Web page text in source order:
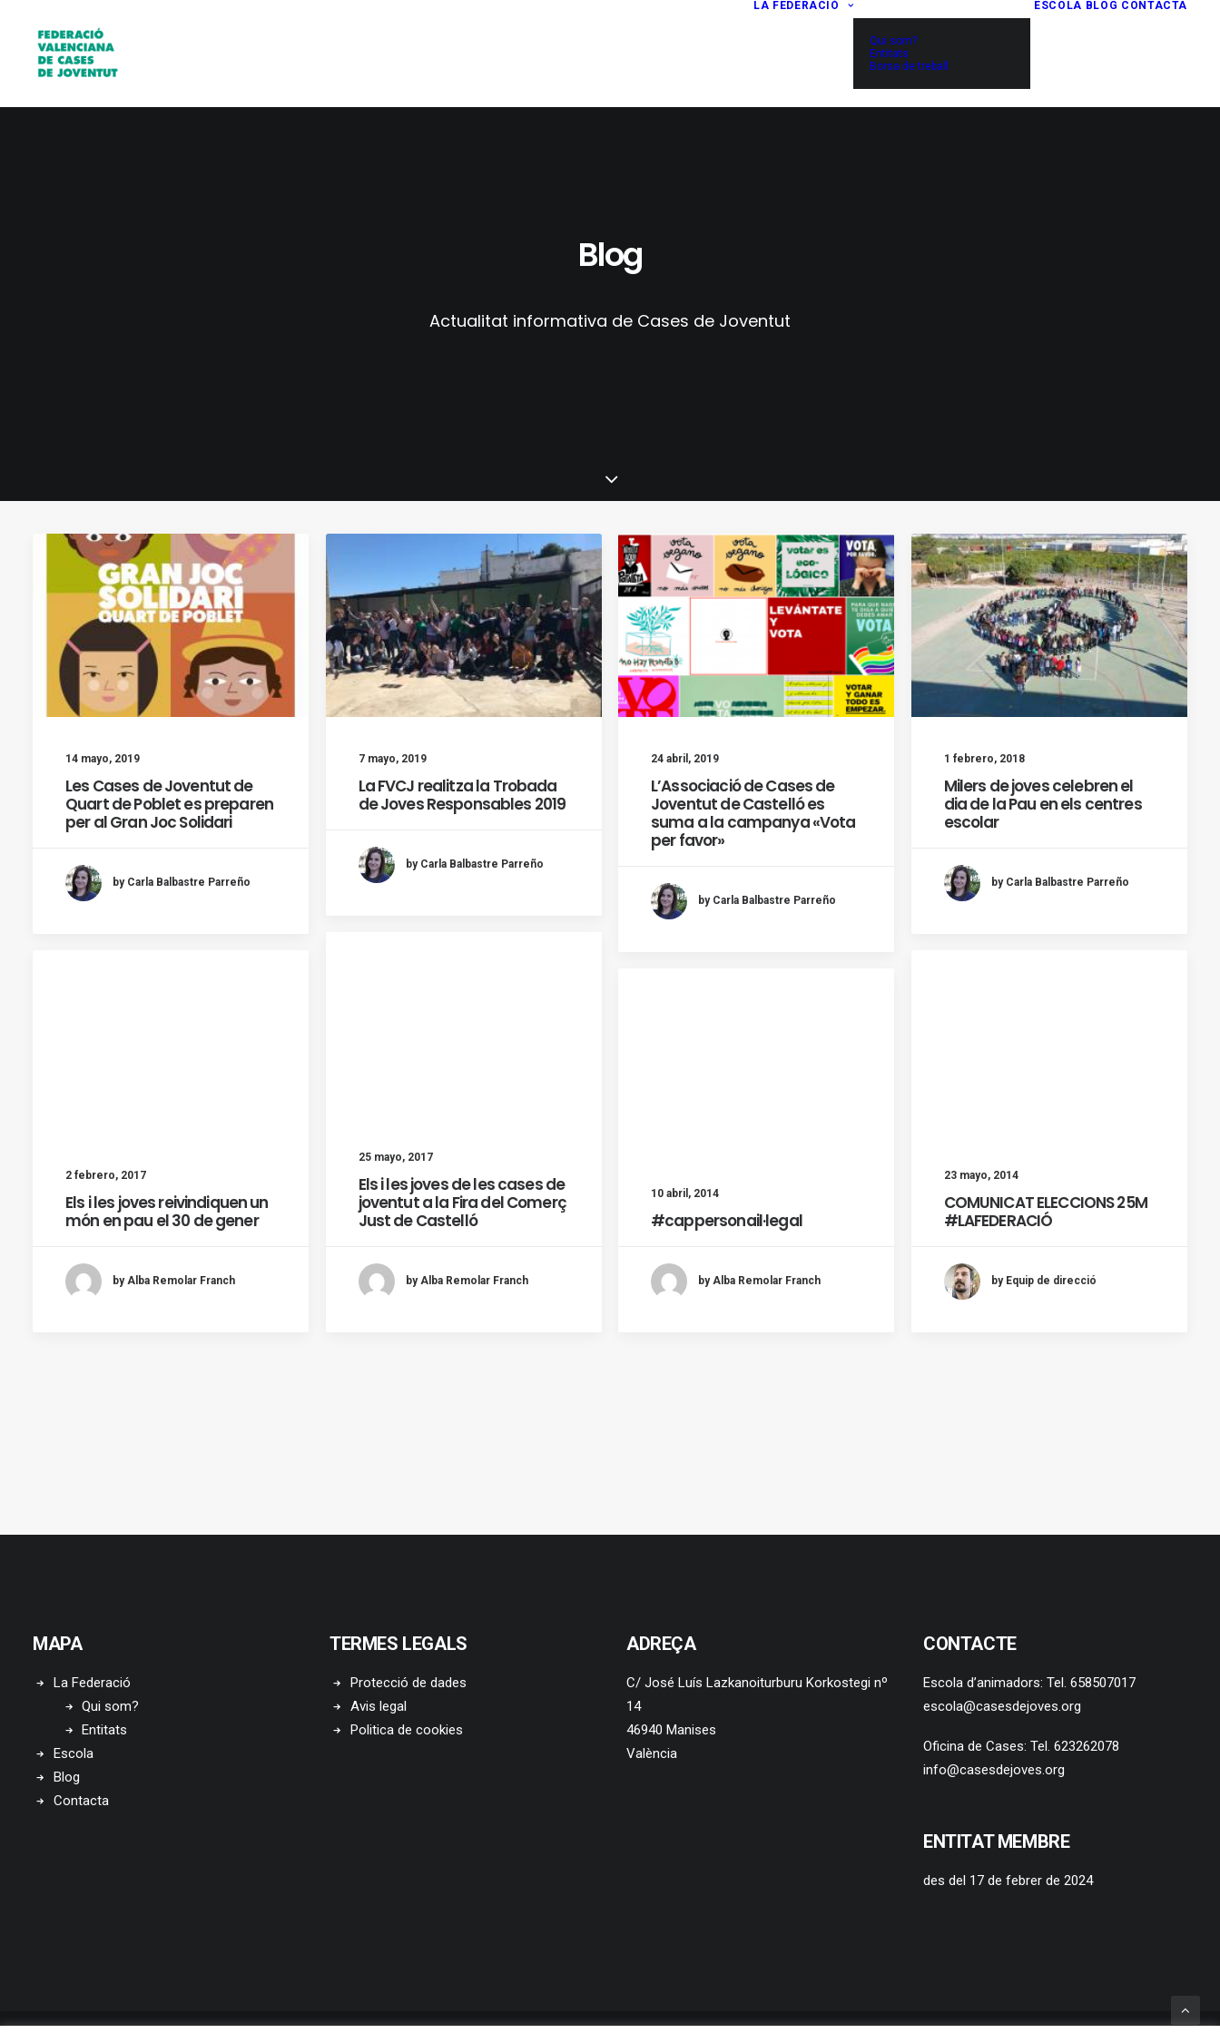
LA FEDERACIÓ
Qui som?
Entitats
Borsa de treball
ESCOLA BLOG CONTACTA
Blog
Actualitat informativa de Cases de Joventut
14 mayo, 2019
Les Cases de Joventut de
Quart de Poblet es preparen
per al Gran Joc Solidari
by Carla Balbastre Parreño
7 mayo, 2019
La FVCJ realitza la Trobada
de Joves Responsables 2019
by Carla Balbastre Parreño
24 abril, 2019
L’Associació de Cases de
Joventut de Castelló es
suma a la campanya «Vota
per favor»
by Carla Balbastre Parreño
1 febrero, 2018
Milers de joves celebren el
dia de la Pau en els centres
escolar
by Carla Balbastre Parreño
25 mayo, 2017
Els i les joves de les cases de
joventut a la Fira del Comerç
Just de Castelló
by Alba Remolar Franch
2 febrero, 2017
Els i les joves reivindiquen un
món en pau el 30 de gener
by Alba Remolar Franch
23 mayo, 2014
COMUNICAT ELECCIONS 25M
#LAFEDERACIÓ
by Equip de direcció
10 abril, 2014
#cappersonail·legal
by Alba Remolar Franch
MAPA
La Federació
Qui som?
Entitats
Escola
Blog
Contacta
TERMES LEGALS
Protecció de dades
Avis legal
Politica de cookies
ADREÇA
C/ José Luís Lazkanoiturburu Korkostegi nº
14
46940 Manises
València
CONTACTE
Escola d’animadors: Tel. 658507017
escola@casesdejoves.org
Oficina de Cases: Tel. 623262078
info@casesdejoves.org
ENTITAT MEMBRE
des del 17 de febrer de 2024